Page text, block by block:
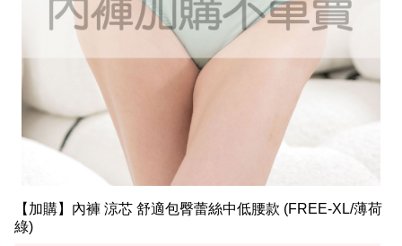
【加購】內褲 涼芯 舒適包臀蕾絲中低腰款 (FREE-XL/薄荷
綠)